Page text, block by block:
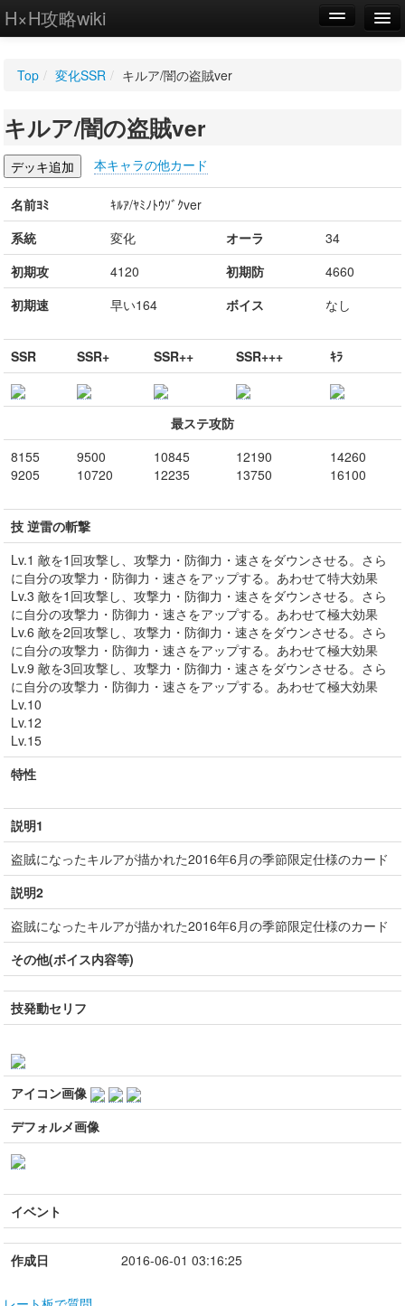
H×H攻略wiki
WIKI
設定
Top / 変化SSR / キルア/闇の盗賊ver
キルア/闇の盗賊ver
本キャラの他カード
名前ﾖﾐ
ｷﾙｱ/ﾔﾐﾉﾄｳｿﾞｸver
系統
変化 オーラ
34
初期攻
4120 初期防
4660
初期速
早い164 ボイス なし
SSR SSR+ SSR++ SSR+++ ｷﾗ
最ステ攻防
8155
9205
9500
10720
10845
12235
12190
13750
14260
16100
技 逆雷の斬撃
Lv.1 敵を1回攻撃し、攻撃力・防御力・速さをダウンさせる。さら
に自分の攻撃力・防御力・速さをアップする。あわせて特大効果
Lv.3 敵を1回攻撃し、攻撃力・防御力・速さをダウンさせる。さら
に自分の攻撃力・防御力・速さをアップする。あわせて極大効果
Lv.6 敵を2回攻撃し、攻撃力・防御力・速さをダウンさせる。さら
に自分の攻撃力・防御力・速さをアップする。あわせて極大効果
Lv.9 敵を3回攻撃し、攻撃力・防御力・速さをダウンさせる。さら
に自分の攻撃力・防御力・速さをアップする。あわせて極大効果
Lv.10
Lv.12
Lv.15
特性
説明1
盗賊になったキルアが描かれた2016年6月の季節限定仕様のカード
説明2
盗賊になったキルアが描かれた2016年6月の季節限定仕様のカード
その他(ボイス内容等)
技発動セリフ
アイコン画像
デフォルメ画像
イベント
作成日 2016-06-01 03:16:25